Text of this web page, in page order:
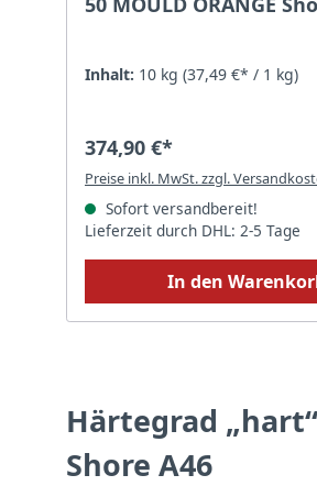
Inhalt: 10 kg (37,49 €* / 1 kg)
374,90 €*
Preise inkl. MwSt. zzgl.
Sofort versandbereit!
Lieferzeit durch DHL: 2-5 Tage
In den
Härtegrad
Shore A46